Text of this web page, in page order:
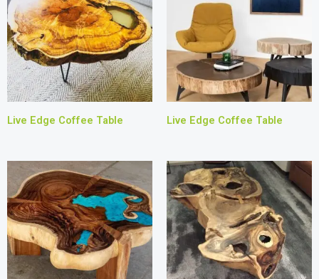
Live Edge Coffee Table Live Edge Coffee Table